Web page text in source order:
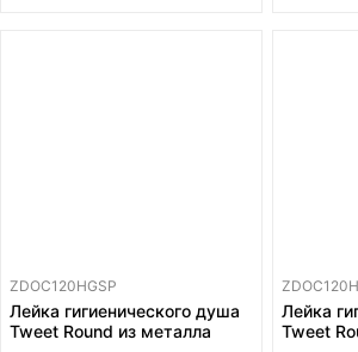
ZDOC120HGSP
Лейка гигиенического душа
Tweet Round из металла
Лейка
Tweet